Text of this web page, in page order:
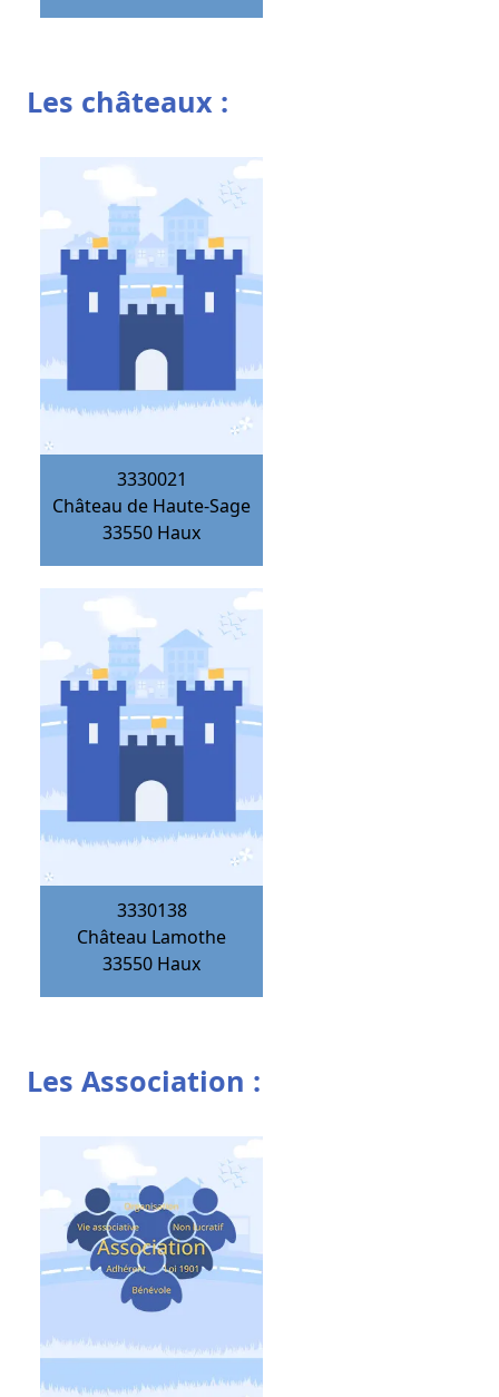
Les châteaux :
3330021
Château de Haute-Sage
33550 Haux
3330138
Château Lamothe
33550 Haux
Les Association :